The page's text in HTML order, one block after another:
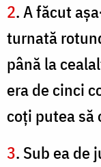
2. A făcut
turnată
până la
era de cinci
coţi putea să
3. Sub ea de